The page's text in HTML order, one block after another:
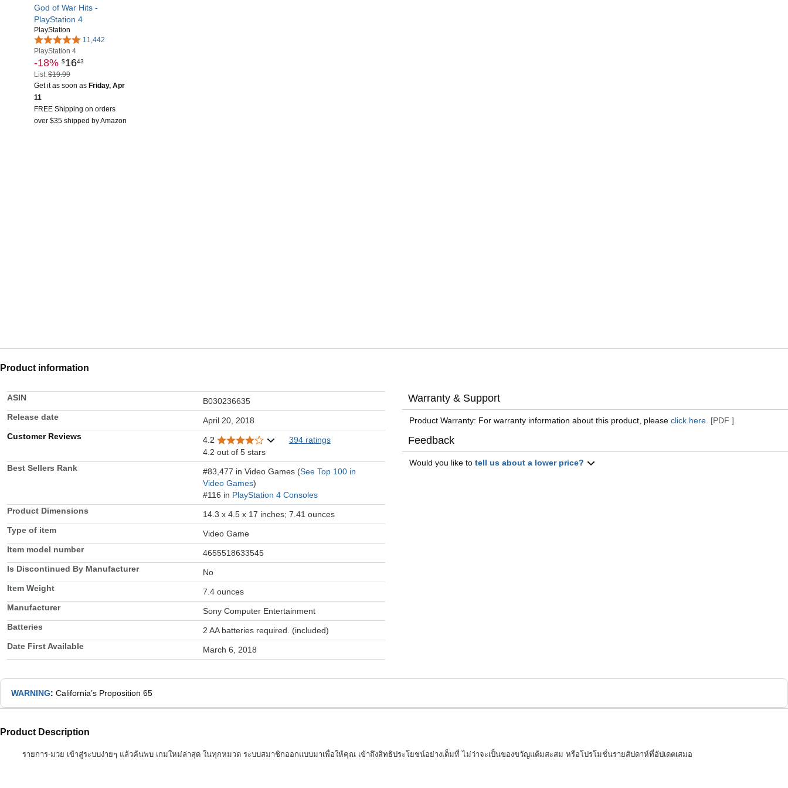
God of War Hits -
PlayStation 4
PlayStation
11,442
PlayStation 4
-18% $1643
List:$19.99
Get it as soon as Friday, Apr
11
FREE Shipping on orders
over $35 shipped by Amazon
Product information
ASIN
B030236635
Release date
April 20, 2018
Customer Reviews
4.2
394 ratings
4.2 out of 5 stars
Best Sellers Rank
#83,477 in Video Games (See Top 100 in
Video Games)
#116 in PlayStation 4 Consoles
Product Dimensions
14.3 x 4.5 x 17 inches; 7.41 ounces
Type of item
Video Game
Item model number
4655518633545
Is Discontinued By Manufacturer
No
Item Weight
7.4 ounces
Manufacturer
Sony Computer Entertainment
Batteries
2 AA batteries required. (included)
Date First Available
March 6, 2018
Warranty & Support
Product Warranty: For warranty information about this product, pleaseclick here. [PDF ]
Feedback
Would you like totell us about a lower price?
WARNING: California’s Proposition 65
Product Description
รายการ-มวย เข้าสู่ระบบง่ายๆ แล้วค้นพบ เกมใหม่ล่าสุด ในทุกหมวด ระบบสมาชิกออกแบบมาเพื่อให้คุณ เข้าถึงสิทธิประโยชน์อย่างเต็มที่ ไม่ว่าจะเป็นของขวัญแต้มสะสม หรือโปรโมชั่นรายสัปดาห์ที่อัปเดตเสมอ